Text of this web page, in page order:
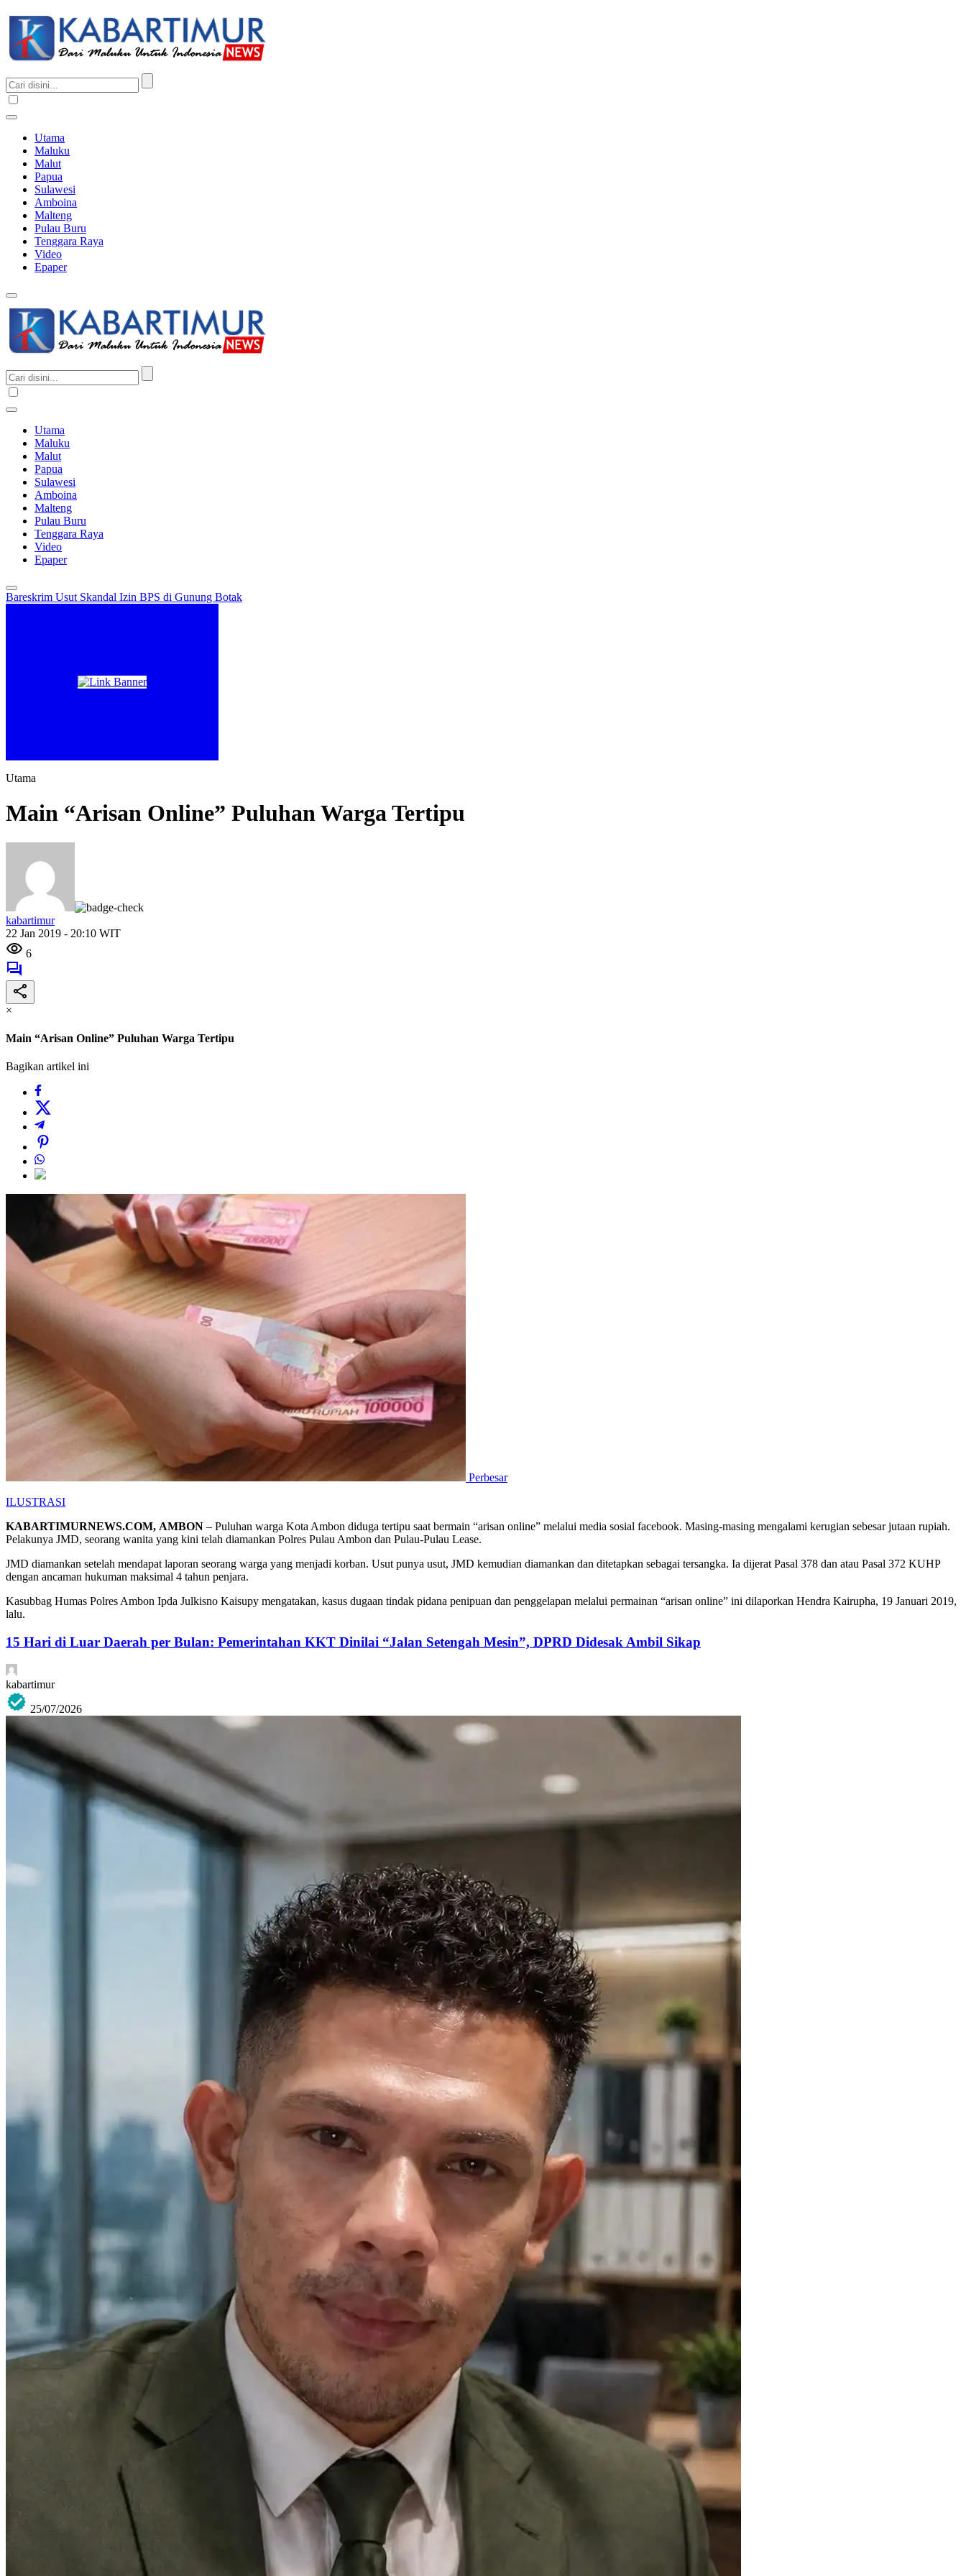
Utama
Maluku
Malut
Papua
Sulawesi
Amboina
Malteng
Pulau Buru
Tenggara Raya
Video
Epaper
Utama
Maluku
Malut
Papua
Sulawesi
Amboina
Malteng
Pulau Buru
Tenggara Raya
Video
Epaper
Bareskrim Usut Skandal Izin BPS di Gunung Botak
Utama
Main “Arisan Online” Puluhan Warga Tertipu
kabartimur
22 Jan 2019 - 20:10 WIT
6
×
Main “Arisan Online” Puluhan Warga Tertipu
Bagikan artikel ini
Perbesar
ILUSTRASI
KABARTIMURNEWS.COM, AMBON – Puluhan warga Kota Ambon diduga tertipu saat bermain “arisan online” melalui media sosial facebook. Masing-masing mengalami kerugian sebesar jutaan rupiah.
Pelakunya JMD, seorang wanita yang kini telah diamankan Polres Pulau Ambon dan Pulau-Pulau Lease.
JMD diamankan setelah mendapat laporan seorang warga yang menjadi korban. Usut punya usut, JMD kemudian diamankan dan ditetapkan sebagai tersangka. Ia dijerat Pasal 378 dan atau Pasal 372 KUHP
dengan ancaman hukuman maksimal 4 tahun penjara.
Kasubbag Humas Polres Ambon Ipda Julkisno Kaisupy mengatakan, kasus dugaan tindak pidana penipuan dan penggelapan melalui permainan “arisan online” ini dilaporkan Hendra Kairupha, 19 Januari 2019,
lalu.
15 Hari di Luar Daerah per Bulan: Pemerintahan KKT Dinilai “Jalan Setengah Mesin”, DPRD Didesak Ambil Sikap
kabartimur
25/07/2026